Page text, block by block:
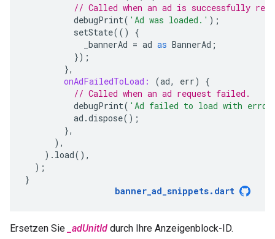
// Called when an ad is successfully
debugPrint( 'Ad was loaded.' );
setState(()
{
_bannerAd = ad as BannerAd ;
});
},
onAdFailedToLoad:
(ad, err)
{
// Called when an ad request failed.
debugPrint( 'Ad failed to load with
ad .dispose();
},
),
). load(),
);
}
banner_ad_snippets. dart
Ersetzen Sie _adUnitId durch Ihre Anzeigenblock-ID.